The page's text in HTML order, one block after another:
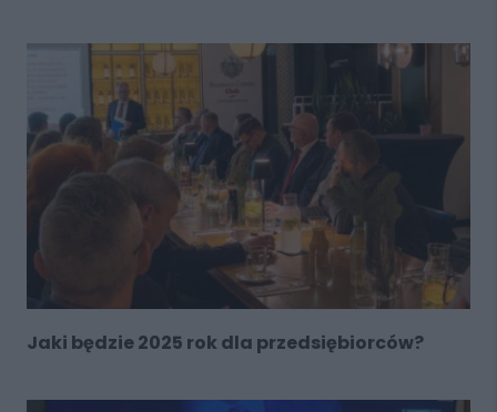
Jaki będzie 2025 rok dla przedsiębiorców?